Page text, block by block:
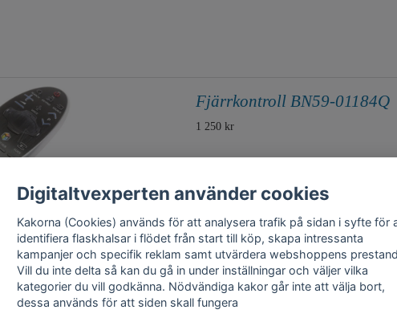
Fjärrkontroll BN59-01184Q
1 250 kr
Kontakt Trygghet Cookies Support Köpinfo Om oss
Digitaltvexperten använder cookies
Kakorna (Cookies) används för att analysera trafik på sidan i syfte för
identifiera flaskhalsar i flödet från start till köp, skapa intressanta
kampanjer och specifik reklam samt utvärdera webshoppens
Vill du inte delta så kan du gå in under inställningar och väljer vilka
kategorier du vill godkänna. Nödvändiga kakor går inte att välja bort,
dessa används för att siden skall fungera